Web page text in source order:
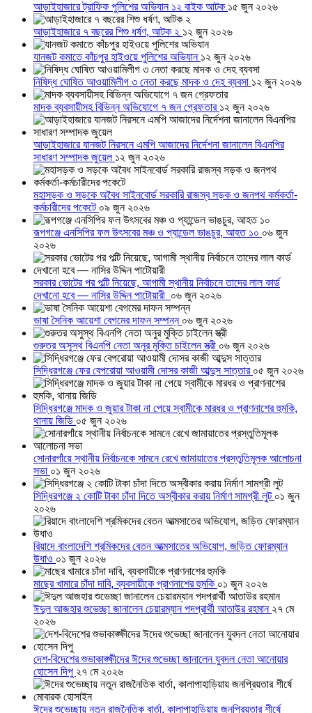
আড়াইহাজারে ট্রাফিক পুলিশের অভিযান ১২ বাইক আটক ১৫ জুন ২০২৬
আড়াইহাজারে ৭ বছরের শিশু ধর্ষণ, আটক ২ ১২ জুন ২০২৬
যানজট কমাতে কাঁচপুর হাইওয়ে পুলিশের অভিযান ১২ জুন ২০২৬
নিষিদ্ধ ঘোষিত আওয়ামিলীগ ৩ নেতা করছে মাদক ও দেহ ব্যবসা ১২ জুন ২০২৬
মাদক ব্যবসায়ীসহ বিভিন্ন অভিযোগে ৭ জন গ্রেফতার ১২ জুন ২০২৬
আড়াইহাজারে যানজট নিরসনে এমপি আজাদের নির্দেশনা জানালেন বিএনপির
সাধারণ সম্পাদক জুয়েল ১২ জুন ২০২৬
মহাসড়ক ও সড়কে অবৈধ সাইনবোর্ড সরকারি রাজস্ব সড়ক ও জনপথ কর্মকর্তা-
কর্মচারীদের পকেটে ০৯ জুন ২০২৬
রূপগঞ্জে এনসিপির ফল উৎসবের মঞ্চ ও প্যান্ডেল ভাঙচুর, আহত ১০ ০৬ জুন
২০২৬
সরকার ভোটের পর পল্টি নিয়েছে, আগামী স্থানীয় নির্বাচনে তাদের লাল কার্ড
দেখানো হবে — নাসির উদ্দিন পাটোয়ারী ০৬ জুন ২০২৬
ভাষা সৈনিক আয়েশা বেগমের দাফন সম্পন্ন ০৬ জুন ২০২৬
গুরুতর অসুস্থ বিএনপি নেতা অনুর মুক্তি চাইলেন স্ত্রী ০৬ জুন ২০২৬
সিদ্ধিরগঞ্জে ফের বেপরোয়া আওয়ামী দোসর কাজী আব্দুস সাত্তার ০৫ জুন ২০২৬
সিদ্ধিরগঞ্জে মাদক ও জুয়ার টাকা না পেয়ে স্বামীকে মারধর ও প্রাণনাশের হুমকি,
থানায় জিডি ০৫ জুন ২০২৬
সোনারগাঁয়ে স্থানীয় নির্বাচনকে সামনে রেখে জামায়াতের প্রস্তুতিমূলক আলোচনা
সভা ০১ জুন ২০২৬
সিদ্ধিরগঞ্জে ২ কোটি টাকা চাঁদা দিতে অস্বীকার করায় নির্মাণ সামগ্রী লুট ০১ জুন
২০২৬
রিয়াদে বাংলাদেশি শ্রমিকদের বেতন আত্মসাতের অভিযোগ, জড়িত ফোরম্যান
উধাও ০১ জুন ২০২৬
মাছের খামারে চাঁদা দাবি, ব্যবসায়ীকে প্রাণনাশের হুমকি ০১ জুন ২০২৬
ঈদুল আজহার শুভেচ্ছা জানালেন চেয়ারম্যান পদপ্রার্থী আতাউর রহমান ২৭ মে
২০২৬
দেশ-বিদেশের শুভাকাঙ্ক্ষীদের ঈদের শুভেচ্ছা জানালেন যুবদল নেতা আনোয়ার
হোসেন দিপু ২৭ মে ২০২৬
ঈদের শুভেচ্ছায় নতুন রাজনৈতিক বার্তা, কালাপাহাড়িয়ায় জনপ্রিয়তার শীর্ষে